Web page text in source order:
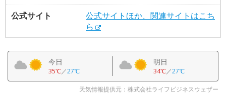
公式サイト
公式サイトほか、関連サイトはこち
ら
今日
35℃／27℃
明日
34℃／27℃
天気情報提供元：株式会社ライフビジネスウェザー